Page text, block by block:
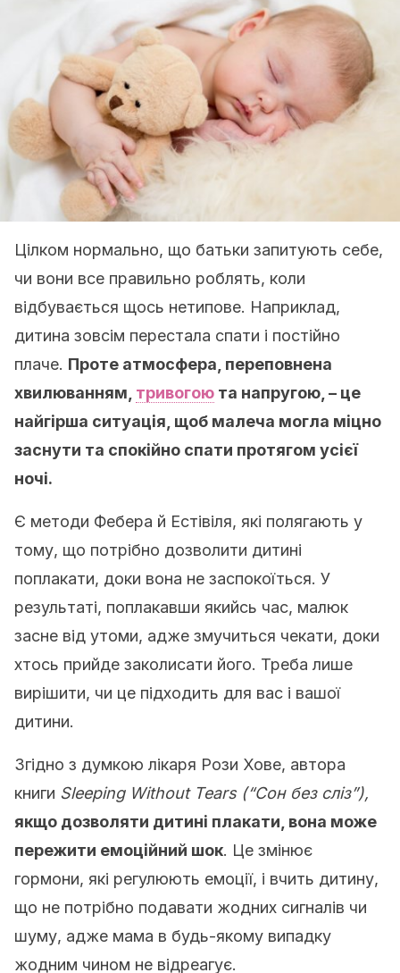
Цілком нормально, що батьки запитують себе,
чи вони все правильно роблять, коли
відбувається щось нетипове. Наприклад,
дитина зовсім перестала спати і постійно
плаче. Проте атмосфера, переповнена
хвилюванням, тривогою та напругою, – це
найгірша ситуація, щоб малеча могла міцно
заснути та спокійно спати протягом усієї
ночі.
Є методи Фебера й Естівіля, які полягають у
тому, що потрібно дозволити дитині
поплакати, доки вона не заспокоїться. У
результаті, поплакавши якийсь час, малюк
засне від утоми, адже змучиться чекати, доки
хтось прийде заколисати його. Треба лише
вирішити, чи це підходить для вас і вашої
дитини.
Згідно з думкою лікаря Рози Хове, автора
книги Sleeping Without Tears (“Сон без сліз”),
якщо дозволяти дитині плакати, вона може
пережити емоційний шок. Це змінює
гормони, які регулюють емоції, і вчить дитину,
що не потрібно подавати жодних сигналів чи
шуму, адже мама в будь-якому випадку
жодним чином не відреагує.